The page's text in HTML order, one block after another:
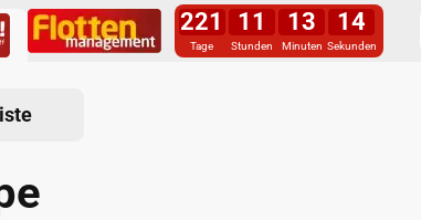
221
Tage
11
Stunden
13
Minuten
14
Sekunden